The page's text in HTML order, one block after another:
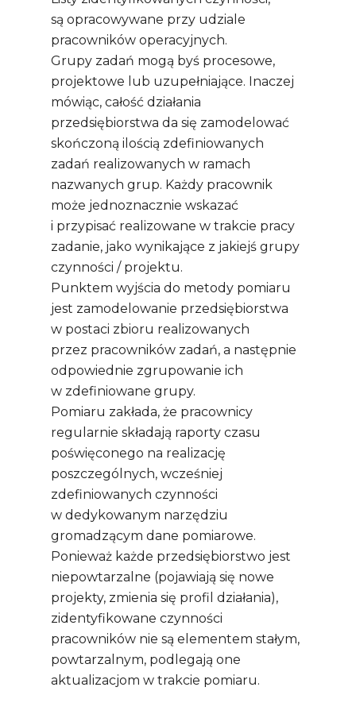
są opracowywane przy udziale
pracowników operacyjnych.
Grupy zadań mogą byś procesowe,
projektowe lub uzupełniające. Inaczej
mówiąc, całość działania
przedsiębiorstwa da się zamodelować
skończoną ilością zdefiniowanych
zadań realizowanych w ramach
nazwanych grup. Każdy pracownik
może jednoznacznie wskazać
i przypisać realizowane w trakcie pracy
zadanie, jako wynikające z jakiejś grupy
czynności / projektu.
Punktem wyjścia do metody pomiaru
jest zamodelowanie przedsiębiorstwa
w postaci zbioru realizowanych
przez pracowników zadań, a następnie
odpowiednie zgrupowanie ich
w zdefiniowane grupy.
Pomiaru zakłada, że pracownicy
regularnie składają raporty czasu
poświęconego na realizację
poszczególnych, wcześniej
zdefiniowanych czynności
w dedykowanym narzędziu
gromadzącym dane pomiarowe.
Ponieważ każde przedsiębiorstwo jest
niepowtarzalne (pojawiają się nowe
projekty, zmienia się profil działania),
zidentyfikowane czynności
pracowników nie są elementem stałym,
powtarzalnym, podlegają one
aktualizacjom w trakcie pomiaru.